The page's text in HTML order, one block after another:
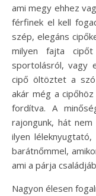
ami megy ehhez
férfinek el kell
szép, elegáns
milyen fajta
sportolásról, vagy
cipő öltöztet a
akár még a
fordítva. A
rajongunk, hát
ilyen
barátnőmmel,
ami a párja
Nagyon élesen